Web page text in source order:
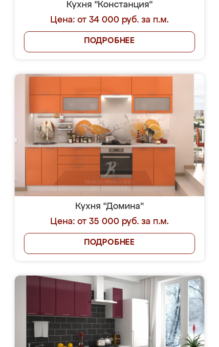
Кухня "Констанция"
Цена: от 34 000 руб. за п.м.
ПОДРОБНЕЕ
Кухня "Домина"
Цена: от 35 000 руб. за п.м.
ПОДРОБНЕЕ